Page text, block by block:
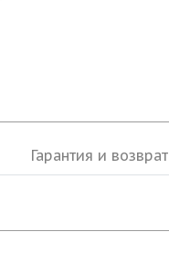
Гарантия и возврат